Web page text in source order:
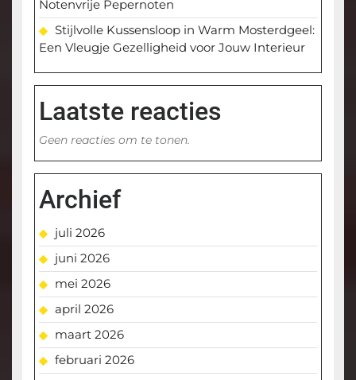
Notenvrije Pepernoten
Stijlvolle Kussensloop in Warm Mosterdgeel:
Een Vleugje Gezelligheid voor Jouw Interieur
Laatste reacties
Geen reacties om te tonen.
Archief
juli 2026
juni 2026
mei 2026
april 2026
maart 2026
februari 2026